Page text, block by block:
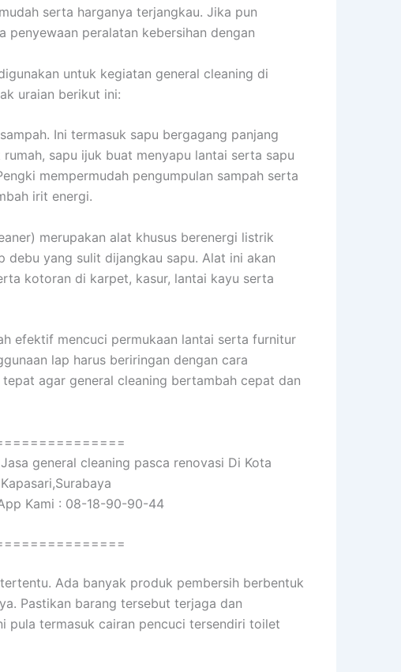
serta harganya terjangkau. Jika pun
penyewaan peralatan kebersihan dengan
untuk kegiatan general cleaning di
uraian berikut ini:
Ini termasuk sapu bergagang panjang
sapu ijuk buat menyapu lantai serta sapu
mempermudah pengumpulan sampah serta
irit energi.
merupakan alat khusus berenergi listrik
debu yang sulit dijangkau sapu. Alat ini akan
kotoran di karpet, kasur, lantai kayu serta
efektif mencuci permukaan lantai serta furnitur
lap harus beriringan dengan cara
agar general cleaning bertambah cepat dan
general cleaning pasca renovasi Di Kota
Kapasari,Surabaya
App Kami : 08-18-90-90-44
Ada banyak produk pembersih berbentuk
Pastikan barang tersebut terjaga dan
pula termasuk cairan pencuci tersendiri toilet